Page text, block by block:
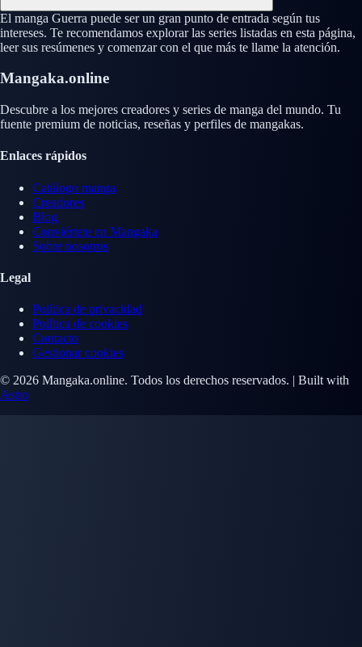
El manga Guerra puede ser un gran punto de entrada según tus
intereses. Te recomendamos explorar las series listadas en esta página,
leer sus resúmenes y comenzar con el que más te llame la atención.
Mangaka.online
Descubre a los mejores creadores y series de manga del mundo. Tu
fuente premium de noticias, reseñas y perfiles de mangakas.
Enlaces rápidos
Catálogo manga
Creadores
Blog
Conviértete en Mangaka
Sobre nosotros
Legal
Política de privacidad
Política de cookies
Contacto
Gestionar cookies
© 2026 Mangaka.online. Todos los derechos reservados. | Built with
Astro